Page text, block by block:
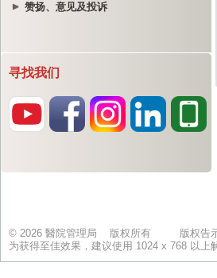
赞扬、意见及投诉
寻找我们
© 2026 醫院管理局 版权所有 版权告
为获得至佳效果，建议使用 1024 x 768 以上